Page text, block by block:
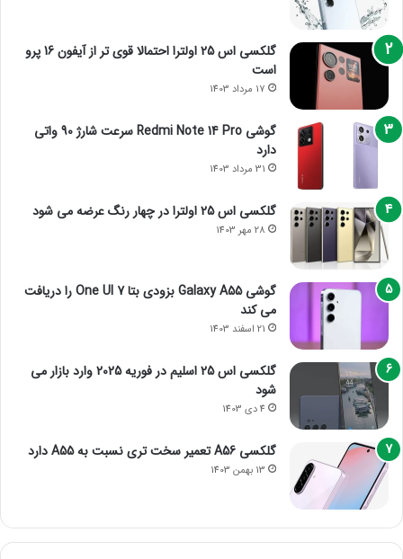
گلکسی اس 25 اولترا احتمالا قوی تر از آیفون 16 پرو
است
17 مرداد 1403
گوشی Redmi Note 14 Pro سرعت شارژ 90 واتی
دارد
31 مرداد 1403
گلکسی اس 25 اولترا در چهار رنگ عرضه می شود
28 مهر 1403
گوشی Galaxy A55 بزودی بتا One UI 7 را دریافت
می کند
21 اسفند 1403
گلکسی اس 25 اسلیم در فوریه 2025 وارد بازار می
شود
4 دی 1403
گلکسی A56 تعمیر سخت تری نسبت به A55 دارد
13 بهمن 1403